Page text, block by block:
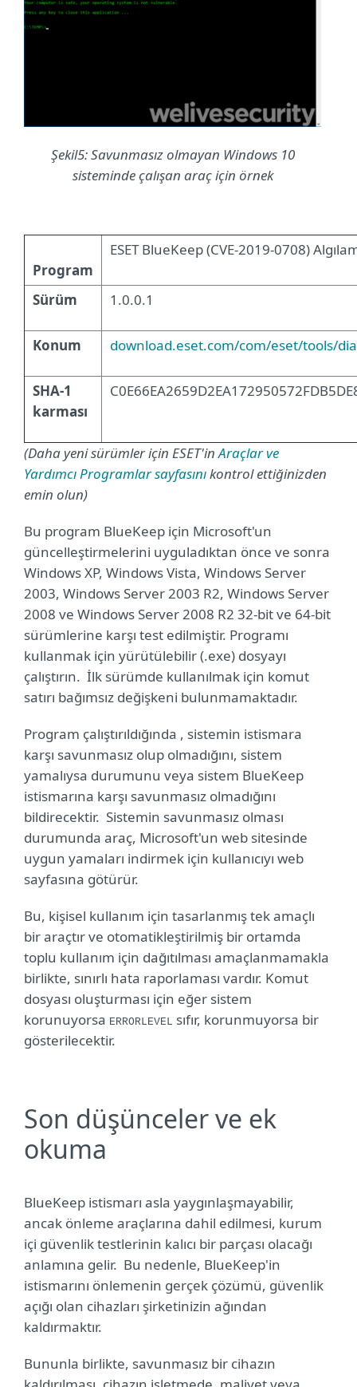
Şekil5: Savunmasız olmayan Windows 10
sisteminde çalışan araç için örnek
Program
ESET BlueKeep (CVE-2019-0708)
Sürüm 1.0.0.1
Konum download.eset.com/com/eset/tools/
SHA-1
karması
(Daha yeni sürümler için ESET'inAraçlar ve
Yardımcı Programlar sayfasınıkontrol ettiğinizden
emin olun)
Bu program BlueKeep için Microsoft'un
güncelleştirmelerini uyguladıktan önce ve sonra
Windows XP, Windows Vista, Windows Server
2003, Windows Server 2003 R2, Windows Server
2008 ve Windows Server 2008 R2 32-bit ve 64-bit
sürümlerine karşı test edilmiştir. Programı
kullanmak için yürütülebilir (.exe) dosyayı
çalıştırın. İlk sürümde kullanılmak için komut
satırı bağımsız değişkeni bulunmamaktadır.
Program çalıştırıldığında , sistemin istismara
karşı savunmasız olup olmadığını, sistem
yamalıysa durumunu veya sistem BlueKeep
istismarına karşı savunmasız olmadığını
bildirecektir. Sistemin savunmasız olması
durumunda araç, Microsoft'un web sitesinde
uygun yamaları indirmek için kullanıcıyı web
sayfasına götürür.
Bu, kişisel kullanım için tasarlanmış tek amaçlı
bir araçtır ve otomatikleştirilmiş bir ortamda
toplu kullanım için dağıtılması amaçlanmamakla
birlikte, sınırlı hata raporlaması vardır. Komut
dosyası oluşturması için eğer sistem
korunuyorsa ERRORLEVEL sıfır, korunmuyorsa bir
gösterilecektir.
Son düşünceler ve ek
okuma
BlueKeep istismarı asla yaygınlaşmayabilir,
ancak önleme araçlarına dahil edilmesi, kurum
içi güvenlik testlerinin kalıcı bir parçası olacağı
anlamına gelir. Bu nedenle, BlueKeep'in
istismarını önlemenin gerçek çözümü, güvenlik
açığı olan cihazları şirketinizin ağından
kaldırmaktır.
Bununla birlikte, savunmasız bir cihazın